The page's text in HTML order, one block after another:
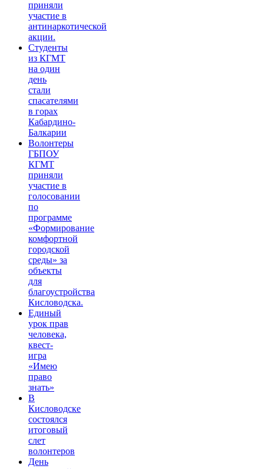
приняли
участие в
антинаркотической
акции.
Студенты
из КГМТ
на один
день
стали
спасателями
в горах
Кабардино-
Балкарии
Волонтеры
ГБПОУ
КГМТ
приняли
участие в
голосовании
по
программе
«Формирование
комфортной
городской
среды» за
объекты
для
благоустройства
Кисловодска.
Единый
урок прав
человека,
квест-
игра
«Имею
право
знать»
В
Кисловодске
состоялся
итоговый
слет
волонтеров
День